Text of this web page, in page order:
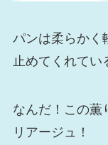
パンは柔らかく
止めてくれてい
なんだ！この薫
リアージュ！